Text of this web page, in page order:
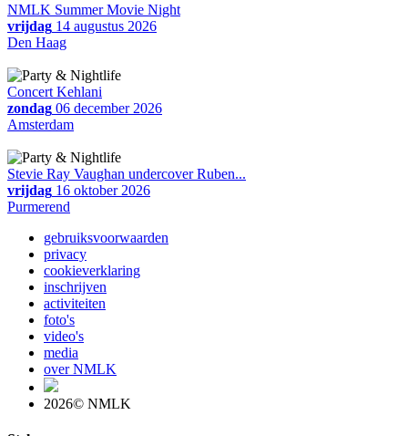
NMLK Summer Movie Night
vrijdag 14 augustus 2026
Den Haag
Concert Kehlani
zondag 06 december 2026
Amsterdam
Stevie Ray Vaughan undercover Ruben...
vrijdag 16 oktober 2026
Purmerend
gebruiksvoorwaarden
privacy
cookieverklaring
inschrijven
activiteiten
foto's
video's
media
over NMLK
2026© NMLK